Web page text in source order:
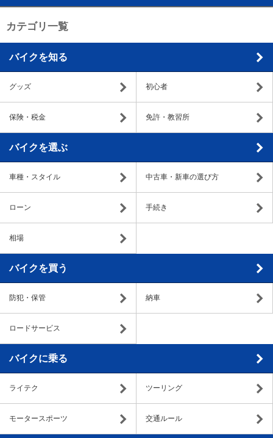
カテゴリ一覧
バイクを知る
グッズ 初心者
保険・税金 免許・教習所
バイクを選ぶ
車種・スタイル 中古車・新車の選び方
ローン 手続き
相場
バイクを買う
防犯・保管 納車
ロードサービス
バイクに乗る
ライテク ツーリング
モータースポーツ 交通ルール